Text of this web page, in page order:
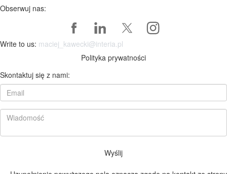
Obserwuj nas:
Write to us: maciej_kawecki@interia.pl
Polityka prywatności
Skontaktuj się z nami:
Wyślij